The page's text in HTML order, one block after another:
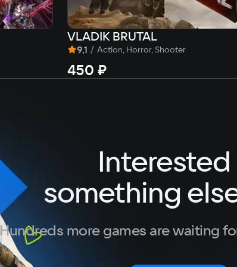
VLADIK BRUTAL
9,1 / Action, Horror, Shooter
450 ₽
Interested
something
Hundreds more games are waiting